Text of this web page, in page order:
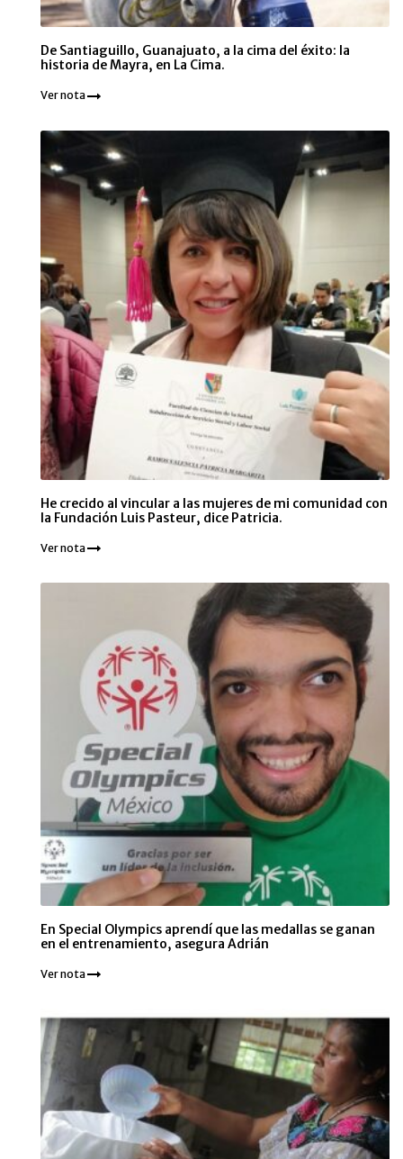
De Santiaguillo, Guanajuato, a la cima del éxito: la
historia de Mayra, en La Cima.
Ver nota
He crecido al vincular a las mujeres de mi comunidad con
la Fundación Luis Pasteur, dice Patricia.
Ver nota
En Special Olympics aprendí que las medallas se ganan
en el entrenamiento, asegura Adrián
Ver nota